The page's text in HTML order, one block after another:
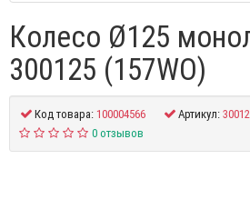
Колесо Ø125
300125 (157WO)
Код товара:100004566 Артикул:
0 отзывов